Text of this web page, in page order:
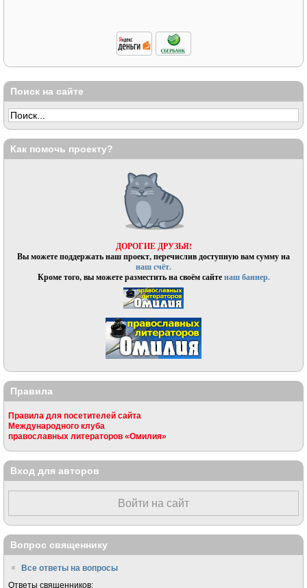
Поиск на сайте
Как помочь проекту?
ДОРОГИЕ ДРУЗЬЯ!
Вы можете поддержать наш проект, перечислив доступную вам сумму на
наш счёт.
Кроме того, вы можете разместить на своём сайтенаш баннер.
Правила
Правила для посетителей сайта
Международного клуба
православных литераторов «Омилия»
Вход для авторов
Войти на сайт
Вопрос священнику
Все ответы на вопросы
Ответы священников: